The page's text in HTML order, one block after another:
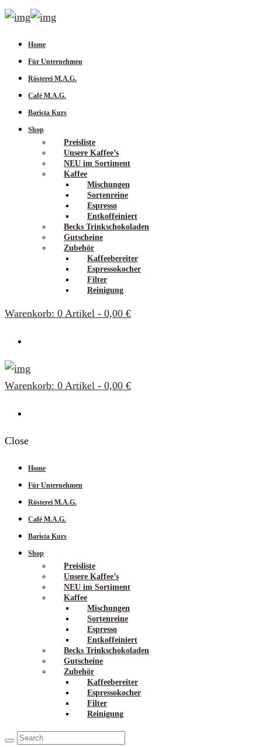
Home
Für Unternehmen
Rösterei M.A.G.
Café M.A.G.
Barista Kurs
Shop
Preisliste
Unsere Kaffee’s
NEU im Sortiment
Kaffee
Mischungen
Sortenreine
Espresso
Entkoffeiniert
Becks Trinkschokoladen
Gutscheine
Zubehör
Kaffeebereiter
Espressokocher
Filter
Reinigung
Warenkorb: 0 Artikel - 0,00 €
Warenkorb: 0 Artikel - 0,00 €
Close
Home
Für Unternehmen
Rösterei M.A.G.
Café M.A.G.
Barista Kurs
Shop
Preisliste
Unsere Kaffee’s
NEU im Sortiment
Kaffee
Mischungen
Sortenreine
Espresso
Entkoffeiniert
Becks Trinkschokoladen
Gutscheine
Zubehör
Kaffeebereiter
Espressokocher
Filter
Reinigung